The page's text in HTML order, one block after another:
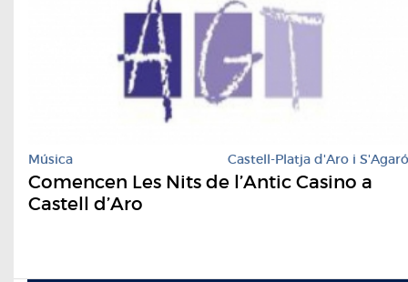
Música Castell-Platja d'Aro i S'Agaró
Comencen Les Nits de l’Antic Casino a
Castell d’Aro